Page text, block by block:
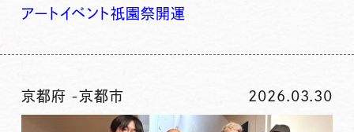
アート イベント祇園 祭開運
京都府 -京都市 2026.03.30